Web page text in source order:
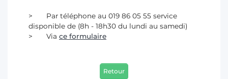
Par téléphone au 019 86 05 55 service
disponible de (8h - 18h30 du lundi au samedi)
Via ce formulaire
Retour